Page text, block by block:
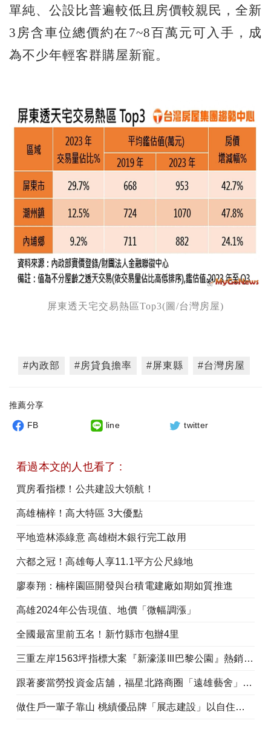
單純、公設比普遍較低且房價較親民，全新
3房含車位總價約在7~8百萬元可入手，成
為不少年輕客群購屋新寵。
屏東透天宅交易熱區Top3(圖/台灣房屋)
#內政部 #房貸負擔率 #屏東縣 #台灣房屋
推薦分享
FB line twitter
看過本文的人也看了 :
買房看指標！公共建設大領航！
高雄楠梓！高大特區 3大優點
平地造林添綠意 高雄樹木銀行完工啟用
六都之冠！高雄每人享11.1平方公尺綠地
廖泰翔：楠梓園區開發與台積電建廠如期如質推進
高雄2024年公告現值、地價「微幅調漲」
全國最富里前五名！新竹縣市包辦4里
三重左岸1563坪指標大案『新濠漾III巴黎公園』熱銷開工
跟著麥當勞投資金店舖，福星北路商圈「遠雄藝舍」金店炙手可熱
做住戶一輩子靠山 桃績優品牌「展志建設」以自住心蓋房